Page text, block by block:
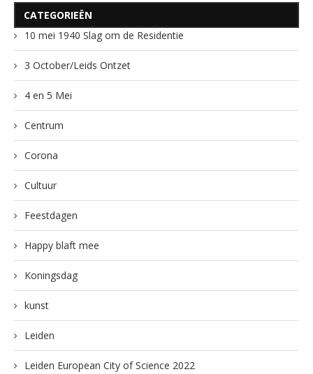
CATEGORIEËN
10 mei 1940 Slag om de Residentie
3 October/Leids Ontzet
4 en 5 Mei
Centrum
Corona
Cultuur
Feestdagen
Happy blaft mee
Koningsdag
kunst
Leiden
Leiden European City of Science 2022